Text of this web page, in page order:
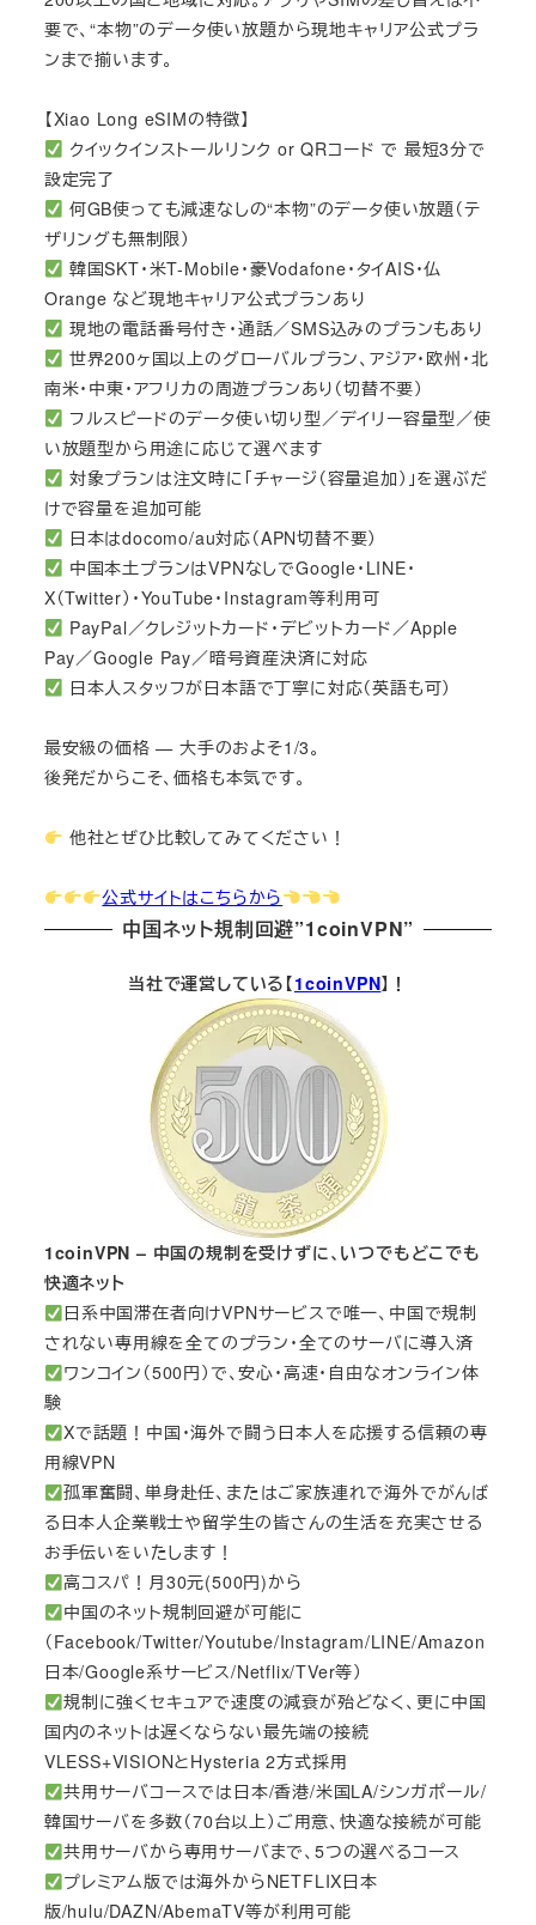
要で、“本物”のデータ使い放題から現地キャリア公式プラ
ンまで揃います。
【Xiao Long eSIMの特徴】
クイックインストールリンク or QRコード で 最短3分で
設定完了
何GB使っても減速なしの“本物”のデータ使い放題（テ
ザリングも無制限）
韓国SKT・米T-Mobile・豪Vodafone・タイAIS・仏
Orange など現地キャリア公式プランあり
現地の電話番号付き・通話／SMS込みのプランもあり
世界200ヶ国以上のグローバルプラン、アジア・欧州・北
南米・中東・アフリカの周遊プランあり（切替不要）
フルスピードのデータ使い切り型／デイリー容量型／使
い放題型から用途に応じて選べます
対象プランは注文時に「チャージ（容量追加）」を選ぶだ
けで容量を追加可能
日本はdocomo/au対応（APN切替不要）
中国本土プランはVPNなしでGoogle・LINE・
X（Twitter）・YouTube・Instagram等利用可
PayPal／クレジットカード・デビットカード／Apple
Pay／Google Pay／暗号資産決済に対応
日本人スタッフが日本語で丁寧に対応（英語も可）
最安級の価格 — 大手のおよそ1/3。
後発だからこそ、価格も本気です。
他社とぜひ比較してみてください！
公式サイトはこちらから
中国ネット規制回避”1coinVPN”
当社で運営している【1coinVPN】！
1coinVPN – 中国の規制を受けずに、いつでもどこでも
快適ネット
日系中国滞在者向けVPNサービスで唯一、中国で規制
されない専用線を全てのプラン・全てのサーバに導入済
ワンコイン（500円）で、安心・高速・自由なオンライン体
験
Xで話題！中国・海外で闘う日本人を応援する信頼の専
用線VPN
孤軍奮闘、単身赴任、またはご家族連れで海外でがんば
る日本人企業戦士や留学生の皆さんの生活を充実させる
お手伝いをいたします！
高コスパ！月30元(500円)から
中国のネット規制回避が可能に
（Facebook/Twitter/Youtube/Instagram/LINE/Amazon
日本/Google系サービス/Netflix/TVer等）
規制に強くセキュアで速度の減衰が殆どなく、更に中国
国内のネットは遅くならない最先端の接続
VLESS+VISIONとHysteria 2方式採用
共用サーバコースでは日本/香港/米国LA/シンガポール/
韓国サーバを多数（70台以上）ご用意、快適な接続が可能
共用サーバから専用サーバまで、5つの選べるコース
プレミアム版では海外からNETFLIX日本
版/hulu/DAZN/AbemaTV等が利用可能